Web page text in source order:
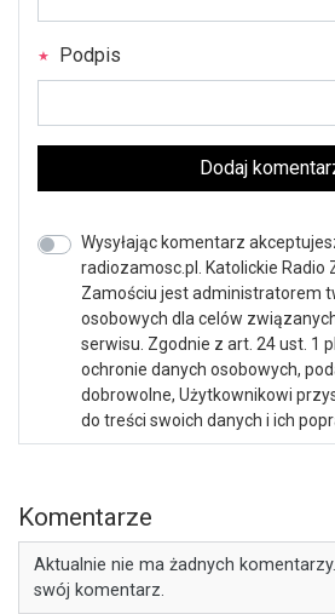
Podpis
Dodaj
Wysyłając komentarz
radiozamosc.pl. Katolickie Radio
Zamościu jest administratorem
osobowych dla celów
serwisu. Zgodnie z art. 24 ust. 1
ochronie danych osobowych,
dobrowolne, Użytkownikowi
do treści swoich danych i ich
Komentarze
Aktualnie nie ma żadnych
swój komentarz.